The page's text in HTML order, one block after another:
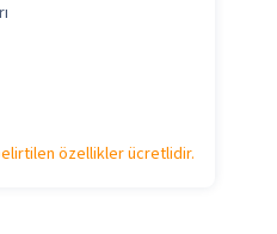
özellikler ücretlidir.